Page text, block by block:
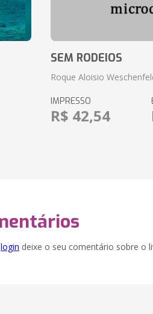
SEM RODEIOS
Roque Aloisio
IMPRESSO
R$ 42,54
login deixe o seu comentário sobre o